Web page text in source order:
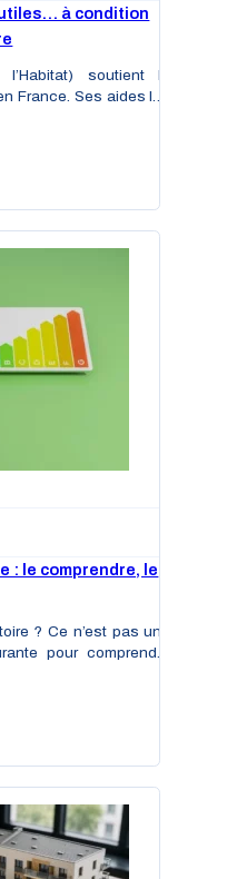
à condition
soutient la
France. Ses aides les
: le comprendre, le
? Ce n’est pas une
pour comprendre